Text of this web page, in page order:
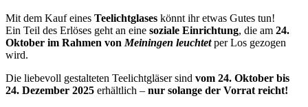
Mit dem Kauf eines Teelichtglases könnt ihr etwas Gutes tun!
Ein Teil des Erlöses geht an eine soziale Einrichtung, die am 24.
Oktober im Rahmen von Meiningen leuchtetper Los gezogen
wird.
Die liebevoll gestalteten Teelichtgläser sind vom 24. Oktober bis
24. Dezember 2025 erhältlich – nur solange der Vorrat reicht!